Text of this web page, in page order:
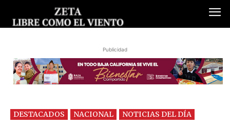
Publicidad
DESTACADOS NACIONAL NOTICIAS DEL DÍA